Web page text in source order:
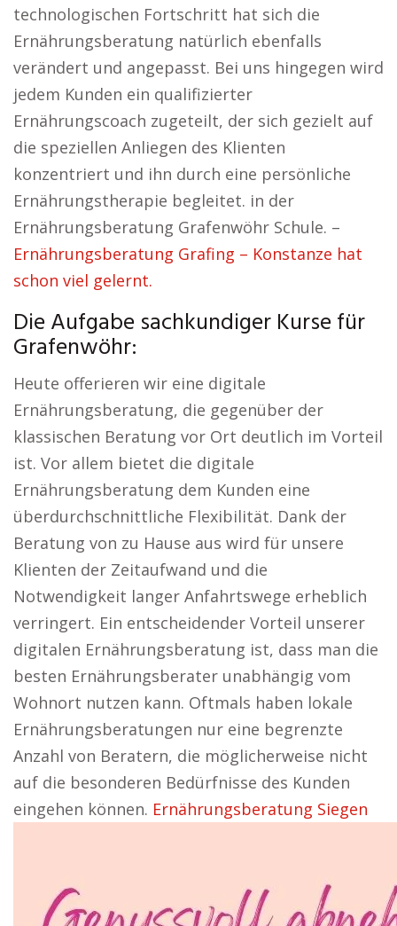
technologischen Fortschritt hat sich die
Ernährungsberatung natürlich ebenfalls
verändert und angepasst. Bei uns hingegen wird
jedem Kunden ein qualifizierter
Ernährungscoach zugeteilt, der sich gezielt auf
die speziellen Anliegen des Klienten
konzentriert und ihn durch eine persönliche
Ernährungstherapie begleitet. in der
Ernährungsberatung Grafenwöhr Schule. –
Ernährungsberatung Grafing – Konstanze hat
schon viel gelernt.
Die Aufgabe sachkundiger Kurse für
Grafenwöhr:
Heute offerieren wir eine digitale
Ernährungsberatung, die gegenüber der
klassischen Beratung vor Ort deutlich im Vorteil
ist. Vor allem bietet die digitale
Ernährungsberatung dem Kunden eine
überdurchschnittliche Flexibilität. Dank der
Beratung von zu Hause aus wird für unsere
Klienten der Zeitaufwand und die
Notwendigkeit langer Anfahrtswege erheblich
verringert. Ein entscheidender Vorteil unserer
digitalen Ernährungsberatung ist, dass man die
besten Ernährungsberater unabhängig vom
Wohnort nutzen kann. Oftmals haben lokale
Ernährungsberatungen nur eine begrenzte
Anzahl von Beratern, die möglicherweise nicht
auf die besonderen Bedürfnisse des Kunden
eingehen können. Ernährungsberatung Siegen